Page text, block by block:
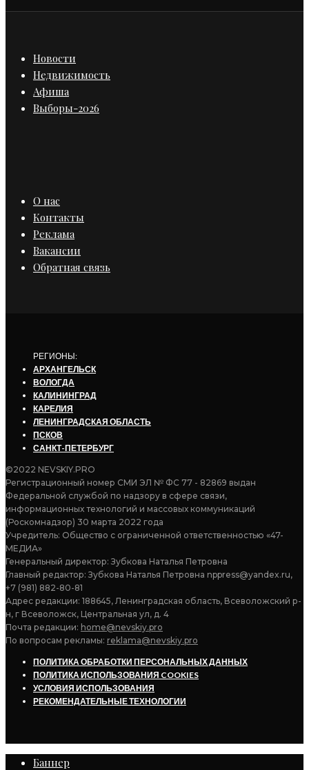
Новости
Недвижимость
Афиша
Выборы-2026
О нас
Контакты
Реклама
Вакансии
Обратная связь
РЕГИОНЫ:
АРХАНГЕЛЬСК
ВОЛОГДА
КАЛИНИНГРАД
КАРЕЛИЯ
ЛЕНИНГРАДСКАЯ ОБЛАСТЬ
ПСКОВ
САНКТ-ПЕТЕРБУРГ
©2022 NEVSKIY.PRO
Регистрационный номер СМИ ЭЛ № ФС 77 - 82869 выдан
Федеральной службой по надзору в сфере связи,
информационных технологий и массовых коммуникаций
(Роскомнадзор) 30 марта 2022 года
Учредитель: Общество с ограниченной ответственностью «47-
МЕДИА»
Генеральный директор: Зубкова Наталья Петровна
Главный редактор: Зубкова Наталья Петровна nppress@yandex.ru,
+7 (981) 882-80-81
Адрес редакции: 188645, Ленинградская область, Всеволожский р-
н, г Всеволожск, Центральная ул, д. 4
Почта редакции: home@nevskiy.pro
По вопросам рекламы: reklama@nevskiy.pro
ПОЛИТИКА ОБРАБОТКИ ПЕРСОНАЛЬНЫХ ДАННЫХ
ПОЛИТИКА ИСПОЛЬЗОВАНИЯ COOKIES
УСЛОВИЯ ИСПОЛЬЗОВАНИЯ
РЕКОМЕНДАТЕЛЬНЫЕ ТЕХНОЛОГИИ
Баннер